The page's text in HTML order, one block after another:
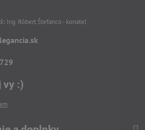
Ing. Róbert Štefanco - konateľ
vy :)